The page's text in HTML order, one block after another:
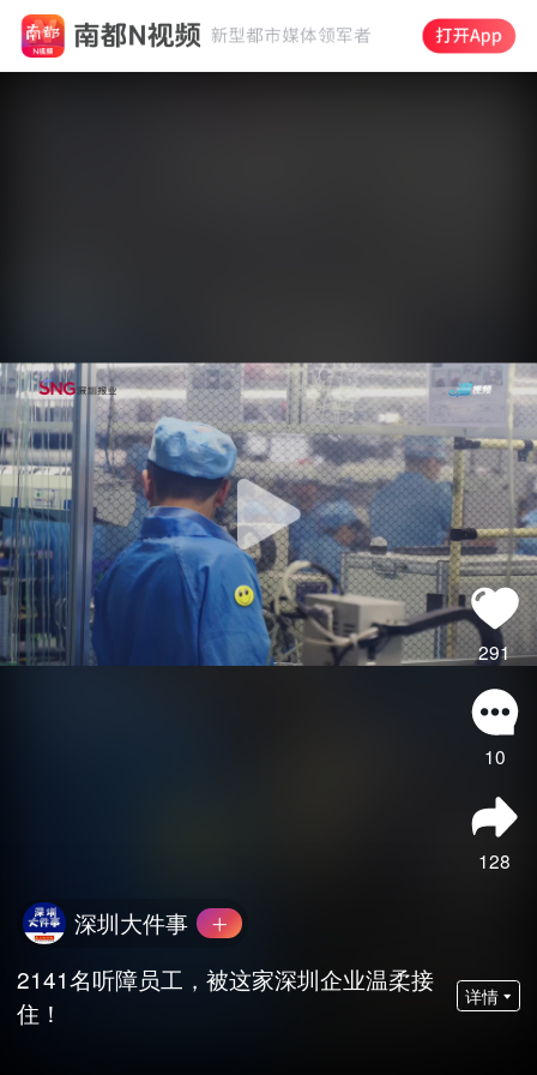
291
10
128
深圳大件事
2141名听障员工，被这家深圳企业温柔接
住！
详情